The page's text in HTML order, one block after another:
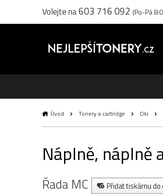
Volejte na603 716 092 (Po-Pá
Úvod Tonery a cartridge Oki
Náplně, náplně
Řada MC Přidat tiskárnu do